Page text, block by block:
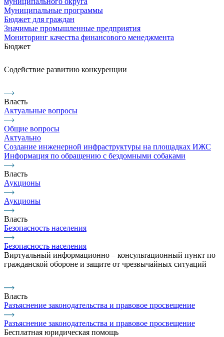
Муниципальные программы
Бюджет для граждан
Значимые промышленные предприятия
Мониторинг качества финансового менеджмента
Бюджет
Содействие развитию конкуренции
Власть
Актуальные вопросы
Общие вопросы
Актуально
Создание инженерной инфраструктуры на площадках ИЖС
Информация по обращению с бездомными собаками
Власть
Аукционы
Аукционы
Власть
Безопасность населения
Безопасность населения
Виртуальный информационно – консультационный пункт по
гражданской обороне и защите от чрезвычайных ситуаций
Власть
Разъяснение законодательства и правовое просвещение
Разъяснение законодательства и правовое просвещение
Бесплатная юридическая помощь